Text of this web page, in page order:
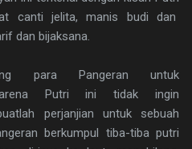
canti jelita, manis budi dan
dan bijaksana.
para Pangeran untuk
Putri ini tidak ingin
perjanjian untuk sebuah
berkumpul tiba-tiba putri